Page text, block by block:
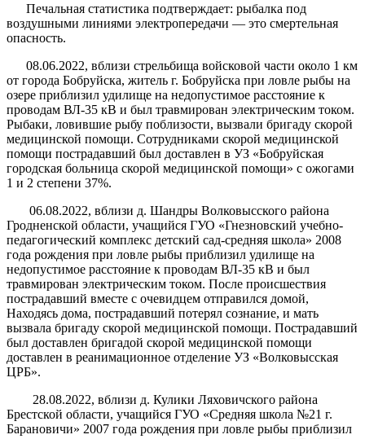
Печальная статистика подтверждает: рыбалка под
воздушными линиями электропередачи — это смертельная
опасность.
08.06.2022, вблизи стрельбища войсковой части около 1 км
от города Бобруйска, житель г. Бобруйска при ловле рыбы на
озере приблизил удилище на недопустимое расстояние к
проводам ВЛ-35 кВ и был травмирован электрическим током.
Рыбаки, ловившие рыбу поблизости, вызвали бригаду скорой
медицинской помощи. Сотрудниками скорой медицинской
помощи пострадавший был доставлен в УЗ «Бобруйская
городская больница скорой медицинской помощи» с ожогами
1 и 2 степени 37%.
06.08.2022, вблизи д. Шандры Волковысского района
Гродненской области, учащийся ГУО «Гнезновский учебно-
педагогический комплекс детский сад-средняя школа» 2008
года рождения при ловле рыбы приблизил удилище на
недопустимое расстояние к проводам ВЛ-35 кВ и был
травмирован электрическим током. После происшествия
пострадавший вместе с очевидцем отправился домой,
Находясь дома, пострадавший потерял сознание, и мать
вызвала бригаду скорой медицинской помощи. Пострадавший
был доставлен бригадой скорой медицинской помощи
доставлен в реанимационное отделение УЗ «Волковысская
ЦРБ».
28.08.2022, вблизи д. Кулики Ляховичского района
Брестской области, учащийся ГУО «Средняя школа №21 г.
Барановичи» 2007 года рождения при ловле рыбы приблизил